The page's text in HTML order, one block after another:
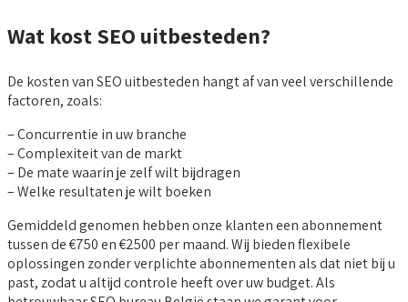
Wat kost SEO uitbesteden?
De kosten van SEO uitbesteden hangt af van veel verschillende
factoren, zoals:
– Concurrentie in uw branche
– Complexiteit van de markt
– De mate waarin je zelf wilt bijdragen
– Welke resultaten je wilt boeken
Gemiddeld genomen hebben onze klanten een abonnement
tussen de €750 en €2500 per maand. Wij bieden flexibele
oplossingen zonder verplichte abonnementen als dat niet bij u
past, zodat u altijd controle heeft over uw budget. Als